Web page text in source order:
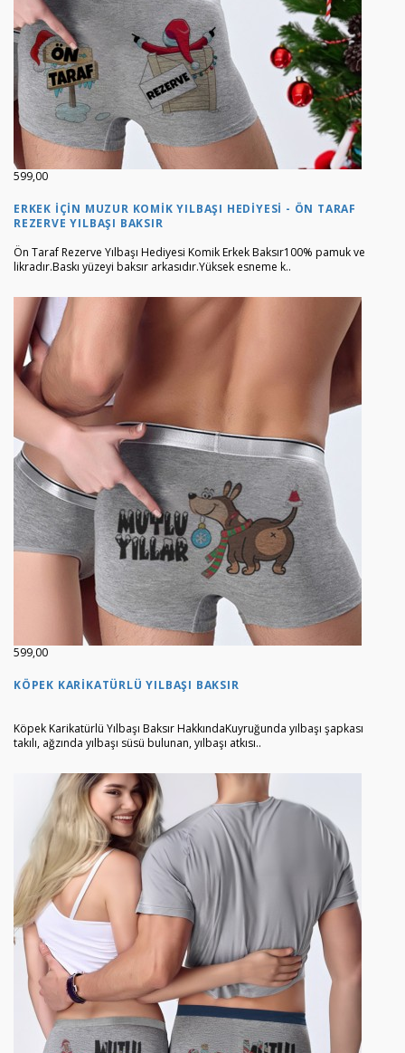
599,00
ERKEK İÇIN MUZUR KOMIK YILBAŞI HEDIYESI - ÖN TARAF
REZERVE YILBAŞI BAKSIR
Ön Taraf Rezerve Yılbaşı Hediyesi Komik Erkek Baksır100% pamuk ve
likradır.Baskı yüzeyi baksır arkasıdır.Yüksek esneme k..
599,00
KÖPEK KARIKATÜRLÜ YILBAŞI BAKSIR
Köpek Karikatürlü Yılbaşı Baksır HakkındaKuyruğunda yılbaşı şapkası
takılı, ağzında yılbaşı süsü bulunan, yılbaşı atkısı..